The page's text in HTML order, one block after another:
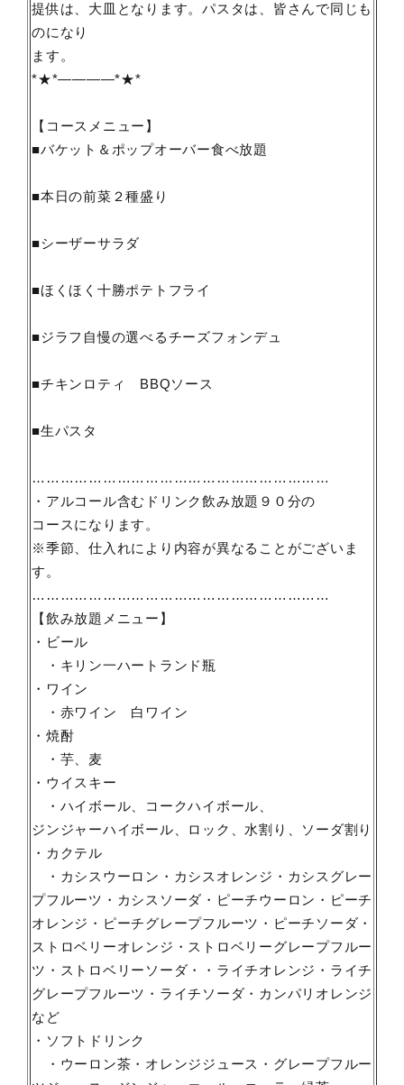
提供は、大皿となります。パスタは、皆さんで同じも
のになり
ます。
*★*――――*★*
【コースメニュー】
■バケット＆ポップオーバー食べ放題
■本日の前菜２種盛り
■シーザーサラダ
■ほくほく十勝ポテトフライ
■ジラフ自慢の選べるチーズフォンデュ
■チキンロティ BBQソース
■生パスタ
………………………………………………………
・アルコール含むドリンク飲み放題９０分の
コースになります。
※季節、仕入れにより内容が異なることがございま
す。
………………………………………………………
【飲み放題メニュー】
・ビール
・キリン一ハートランド瓶
・ワイン
・赤ワイン 白ワイン
・焼酎
・芋、麦
・ウイスキー
・ハイボール、コークハイボール、
ジンジャーハイボール、ロック、水割り、ソーダ割り
・カクテル
・カシスウーロン・カシスオレンジ・カシスグレー
プフルーツ・カシスソーダ・ピーチウーロン・ピーチ
オレンジ・ピーチグレープフルーツ・ピーチソーダ・
ストロベリーオレンジ・ストロベリーグレープフルー
ツ・ストロベリーソーダ・・ライチオレンジ・ライチ
グレープフルーツ・ライチソーダ・カンパリオレンジ
など
・ソフトドリンク
・ウーロン茶・オレンジジュース・グレープフルー